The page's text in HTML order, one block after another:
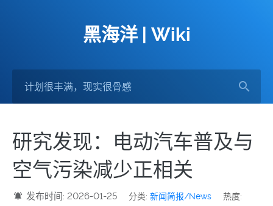
黑海洋 | Wiki
研究发现：电动汽车普及与
空气污染减少正相关
发布时间: 2026-01-25 分类:新闻简报/News
热度: